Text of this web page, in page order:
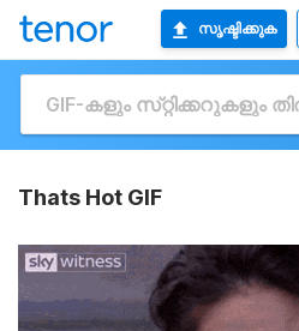
സൃഷ്ടിക്കുക
Thats Hot GIF